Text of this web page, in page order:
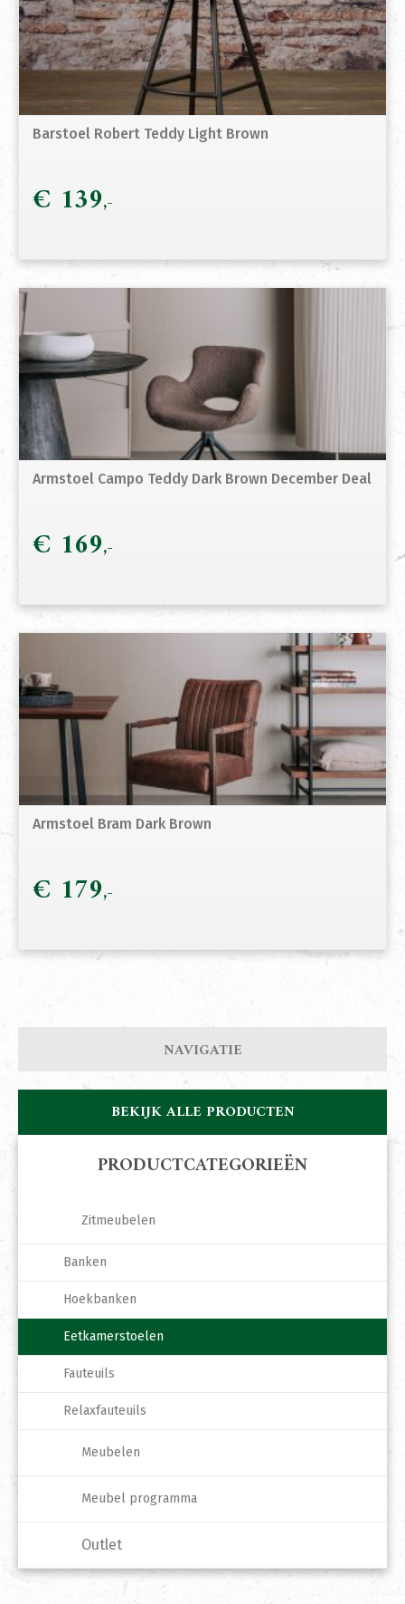
Barstoel Robert Teddy Light Brown
€ 139
Armstoel Campo Teddy Dark Brown December Deal
€ 169
Armstoel Bram Dark Brown
€ 179
NAVIGATIE
BEKIJK ALLE PRODUCTEN
PRODUCTCATEGORIEËN
Zitmeubelen
Banken
Hoekbanken
Eetkamerstoelen
Fauteuils
Relaxfauteuils
Meubelen
Meubel programma
Outlet